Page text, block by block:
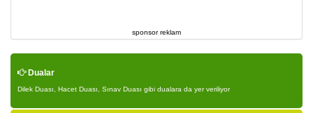
sponsor reklam
Dualar
Dilek Duası, Hacet Duası, Sınav Duası gibi dualara da yer veriliyor